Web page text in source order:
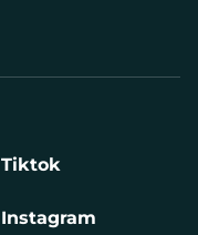
Tiktok
Instagram